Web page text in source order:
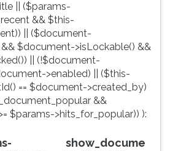
|| ($params-
&& $this-
|| ($document-
$document->isLockable() &&
|| (!$document-
>enabled) || ($this-
== $document->created_by)
&&
$params->hits_for_popular)) ):
show_docume